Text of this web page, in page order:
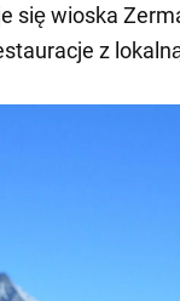
się wioska
z